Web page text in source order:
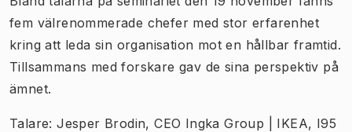
fem välrenommerade chefer med stor erfarenhet
kring att leda sin organisation mot en hållbar framtid.
Tillsammans med forskare gav de sina perspektiv på
ämnet.
Talare: Jesper Brodin, CEO Ingka Group | IKEA, I95